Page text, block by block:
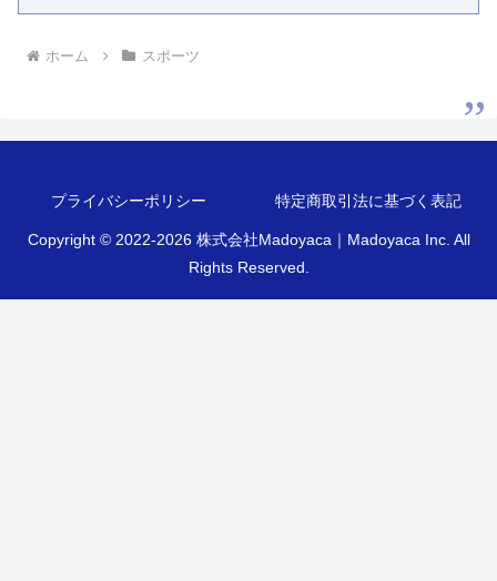
ホーム スポーツ
プライバシーポリシー 特定商取引法に基づく表記
Copyright © 2022-2026 株式会社Madoyaca｜Madoyaca Inc. All
Rights Reserved.